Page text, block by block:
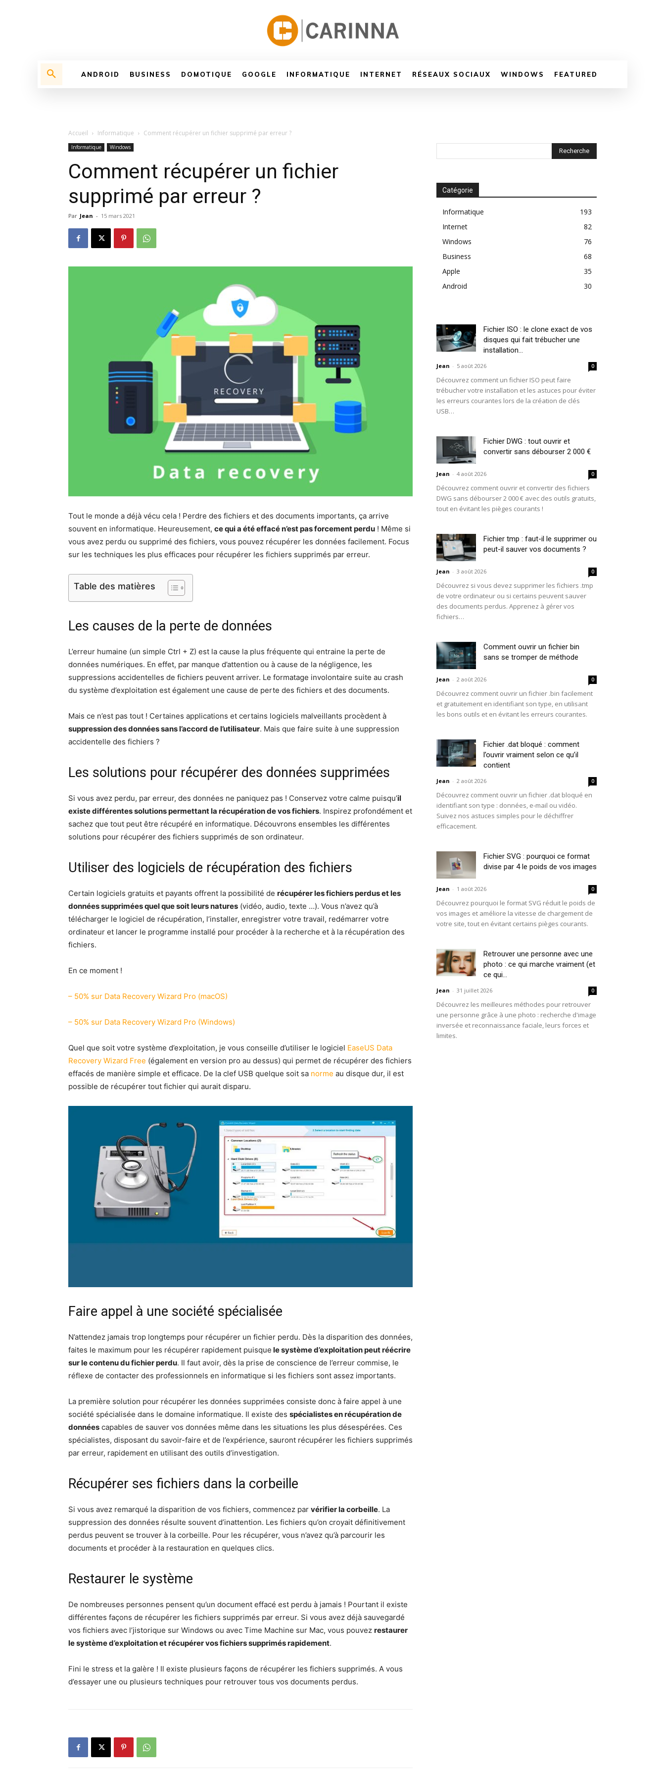
ANDROID BUSINESS DOMOTIQUE GOOGLE INFORMATIQUE INTERNET RÉSEAUX SOCIAUX WINDOWS FEATURED
Accueil Informatique Comment récupérer un fichier supprimé par erreur ?
Informatique Windows
Comment récupérer un fichier
supprimé par erreur ?
Par Jean - 15 mars 2021
Tout le monde a déjà vécu cela ! Perdre des fichiers et des documents importants, ça arrive
souvent en informatique. Heureusement, ce qui a été effacé n’est pas forcement perdu ! Même si
vous avez perdu ou supprimé des fichiers, vous pouvez récupérer les données facilement. Focus
sur les techniques les plus efficaces pour récupérer les fichiers supprimés par erreur.
Table des matières
Les causes de la perte de données
L’erreur humaine (un simple Ctrl + Z) est la cause la plus fréquente qui entraine la perte de
données numériques. En effet, par manque d’attention ou à cause de la négligence, les
suppressions accidentelles de fichiers peuvent arriver. Le formatage involontaire suite au crash
du système d’exploitation est également une cause de perte des fichiers et des documents.
Mais ce n’est pas tout ! Certaines applications et certains logiciels malveillants procèdent à
suppression des données sans l’accord de l’utilisateur. Mais que faire suite à une suppression
accidentelle des fichiers ?
Les solutions pour récupérer des données supprimées
Si vous avez perdu, par erreur, des données ne paniquez pas ! Conservez votre calme puisqu’il
existe différentes solutions permettant la récupération de vos fichiers. Inspirez profondément et
sachez que tout peut être récupéré en informatique. Découvrons ensembles les différentes
solutions pour récupérer des fichiers supprimés de son ordinateur.
Utiliser des logiciels de récupération des fichiers
Certain logiciels gratuits et payants offrent la possibilité de récupérer les fichiers perdus et les
données supprimées quel que soit leurs natures (vidéo, audio, texte …). Vous n’avez qu’à
télécharger le logiciel de récupération, l’installer, enregistrer votre travail, redémarrer votre
ordinateur et lancer le programme installé pour procéder à la recherche et à la récupération des
fichiers.
En ce moment !
– 50% sur Data Recovery Wizard Pro (macOS)
– 50% sur Data Recovery Wizard Pro (Windows)
Quel que soit votre système d’exploitation, je vous conseille d’utiliser le logiciel EaseUS Data
Recovery Wizard Free (également en version pro au dessus) qui permet de récupérer des fichiers
effacés de manière simple et efficace. De la clef USB quelque soit sa norme au disque dur, il est
possible de récupérer tout fichier qui aurait disparu.
Faire appel à une société spécialisée
N’attendez jamais trop longtemps pour récupérer un fichier perdu. Dès la disparition des données,
faites le maximum pour les récupérer rapidement puisque le système d’exploitation peut réécrire
sur le contenu du fichier perdu. Il faut avoir, dès la prise de conscience de l’erreur commise, le
réflexe de contacter des professionnels en informatique si les fichiers sont assez importants.
La première solution pour récupérer les données supprimées consiste donc à faire appel à une
société spécialisée dans le domaine informatique. Il existe des spécialistes en récupération de
données capables de sauver vos données même dans les situations les plus désespérées. Ces
spécialistes, disposant du savoir-faire et de l’expérience, sauront récupérer les fichiers supprimés
par erreur, rapidement en utilisant des outils d’investigation.
Récupérer ses fichiers dans la corbeille
Si vous avez remarqué la disparition de vos fichiers, commencez par vérifier la corbeille. La
suppression des données résulte souvent d’inattention. Les fichiers qu’on croyait définitivement
perdus peuvent se trouver à la corbeille. Pour les récupérer, vous n’avez qu’à parcourir les
documents et procéder à la restauration en quelques clics.
Restaurer le système
De nombreuses personnes pensent qu’un document effacé est perdu à jamais ! Pourtant il existe
différentes façons de récupérer les fichiers supprimés par erreur. Si vous avez déjà sauvegardé
vos fichiers avec l’jistorique sur Windows ou avec Time Machine sur Mac, vous pouvez restaurer
le système d’exploitation et récupérer vos fichiers supprimés rapidement.
Fini le stress et la galère ! Il existe plusieurs façons de récupérer les fichiers supprimés. A vous
d’essayer une ou plusieurs techniques pour retrouver tous vos documents perdus.
Catégorie
Informatique
193
Internet
82
Windows
76
Business
68
Apple
35
Android
30
Fichier ISO : le clone exact de vos
disques qui fait trébucher une
installation...
Jean - 5 août 2026 0
Découvrez comment un fichier ISO peut faire
trébucher votre installation et les astuces pour éviter
les erreurs courantes lors de la création de clés
USB…
Fichier DWG : tout ouvrir et
convertir sans débourser 2 000 €
Jean - 4 août 2026 0
Découvrez comment ouvrir et convertir des fichiers
DWG sans débourser 2 000 € avec des outils gratuits,
tout en évitant les pièges courants !
Fichier tmp : faut-il le supprimer ou
peut-il sauver vos documents ?
Jean - 3 août 2026 0
Découvrez si vous devez supprimer les fichiers .tmp
de votre ordinateur ou si certains peuvent sauver
des documents perdus. Apprenez à gérer vos
fichiers…
Comment ouvrir un fichier bin
sans se tromper de méthode
Jean - 2 août 2026 0
Découvrez comment ouvrir un fichier .bin facilement
et gratuitement en identifiant son type, en utilisant
les bons outils et en évitant les erreurs courantes.
Fichier .dat bloqué : comment
l’ouvrir vraiment selon ce qu’il
contient
Jean - 2 août 2026 0
Découvrez comment ouvrir un fichier .dat bloqué en
identifiant son type : données, e-mail ou vidéo.
Suivez nos astuces simples pour le déchiffrer
efficacement.
Fichier SVG : pourquoi ce format
divise par 4 le poids de vos images
Jean - 1 août 2026 0
Découvrez pourquoi le format SVG réduit le poids de
vos images et améliore la vitesse de chargement de
votre site, tout en évitant certains pièges courants.
Retrouver une personne avec une
photo : ce qui marche vraiment (et
ce qui...
Jean - 31 juillet 2026 0
Découvrez les meilleures méthodes pour retrouver
une personne grâce à une photo : recherche d'image
inversée et reconnaissance faciale, leurs forces et
limites.